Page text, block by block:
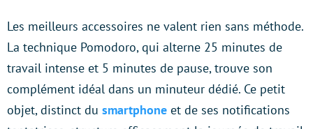
Les meilleurs accessoires ne valent rien sans méthode.
La technique Pomodoro, qui alterne 25 minutes de
travail intense et 5 minutes de pause, trouve son
complément idéal dans un minuteur dédié. Ce petit
objet, distinct du smartphone et de ses notifications